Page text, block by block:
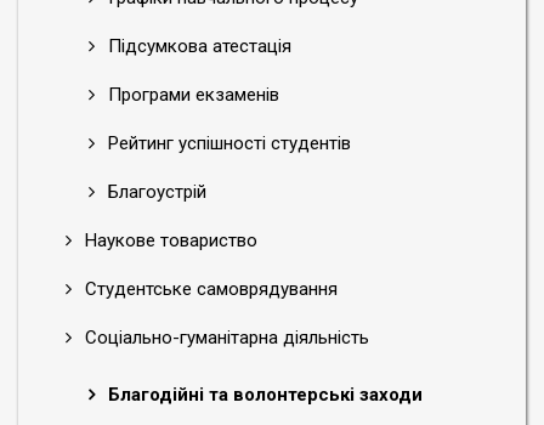
Підсумкова атестація
Програми екзаменів
Рейтинг успішності студентів
Благоустрій
Наукове товариство
Студентське самоврядування
Соціально-гуманітарна діяльність
Благодійні та волонтерські заходи